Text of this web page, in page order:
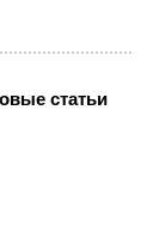
статьи